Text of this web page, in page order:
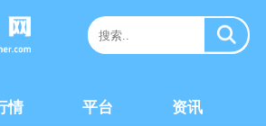
情 平台 资讯